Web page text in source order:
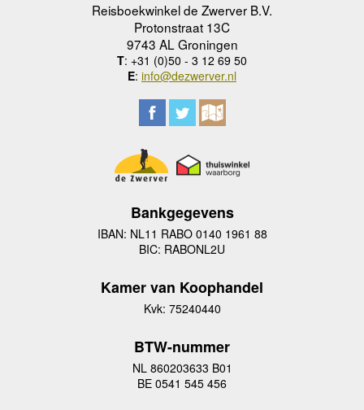
Reisboekwinkel de Zwerver B.V.
Protonstraat 13C
9743 AL Groningen
T: +31 (0)50 - 3 12 69 50
E: info@dezwerver.nl
Bankgegevens
IBAN: NL11 RABO 0140 1961 88
BIC: RABONL2U
Kamer van Koophandel
Kvk: 75240440
BTW-nummer
NL 860203633 B01
BE 0541 545 456